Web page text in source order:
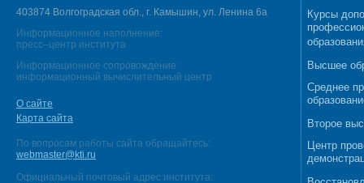
403874 Волгоградская обл., г. Камышин, ул. Ленина 6а
Информационное наполнение:
пресс–центр института
Информационное сопровождение:
информационный вычислительный центр
О сайте
Карта сайта
По вопросам работы сайта обращайтесь:
webmaster@kti.ru
Официальный почтовый адрес института:
Курсы
Высшее
Среднее
Второе
Центр